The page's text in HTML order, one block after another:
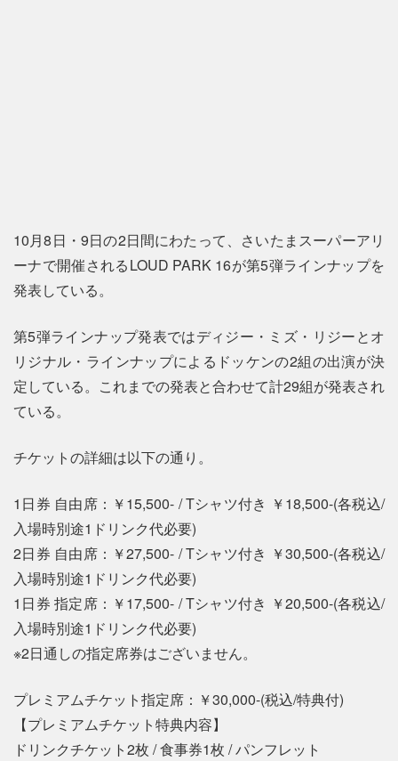
10月8日・9日の2日間にわたって、さいたまスーパーアリ
ーナで開催されるLOUD PARK 16が第5弾ラインナップを
発表している。
第5弾ラインナップ発表ではディジー・ミズ・リジーとオ
リジナル・ラインナップによるドッケンの2組の出演が決
定している。これまでの発表と合わせて計29組が発表され
ている。
チケットの詳細は以下の通り。
1日券 自由席：￥15,500- / Tシャツ付き ￥18,500-(各税込/
入場時別途1ドリンク代必要)
2日券 自由席：￥27,500- / Tシャツ付き ￥30,500-(各税込/
入場時別途1ドリンク代必要)
1日券 指定席：￥17,500- / Tシャツ付き ￥20,500-(各税込/
入場時別途1ドリンク代必要)
※2日通しの指定席券はございません。
プレミアムチケット指定席：￥30,000-(税込/特典付)
【プレミアムチケット特典内容】
ドリンクチケット2枚 / 食事券1枚 / パンフレット